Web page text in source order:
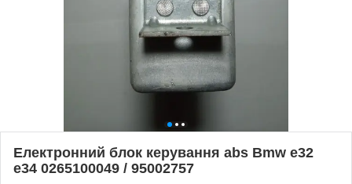
Електронний блок керування abs Bmw e32
e34 0265100049 / 95002757